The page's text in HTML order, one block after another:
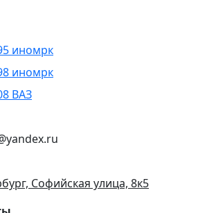
иномрк
иномрк
ВАЗ
Софийская улица, 8к5